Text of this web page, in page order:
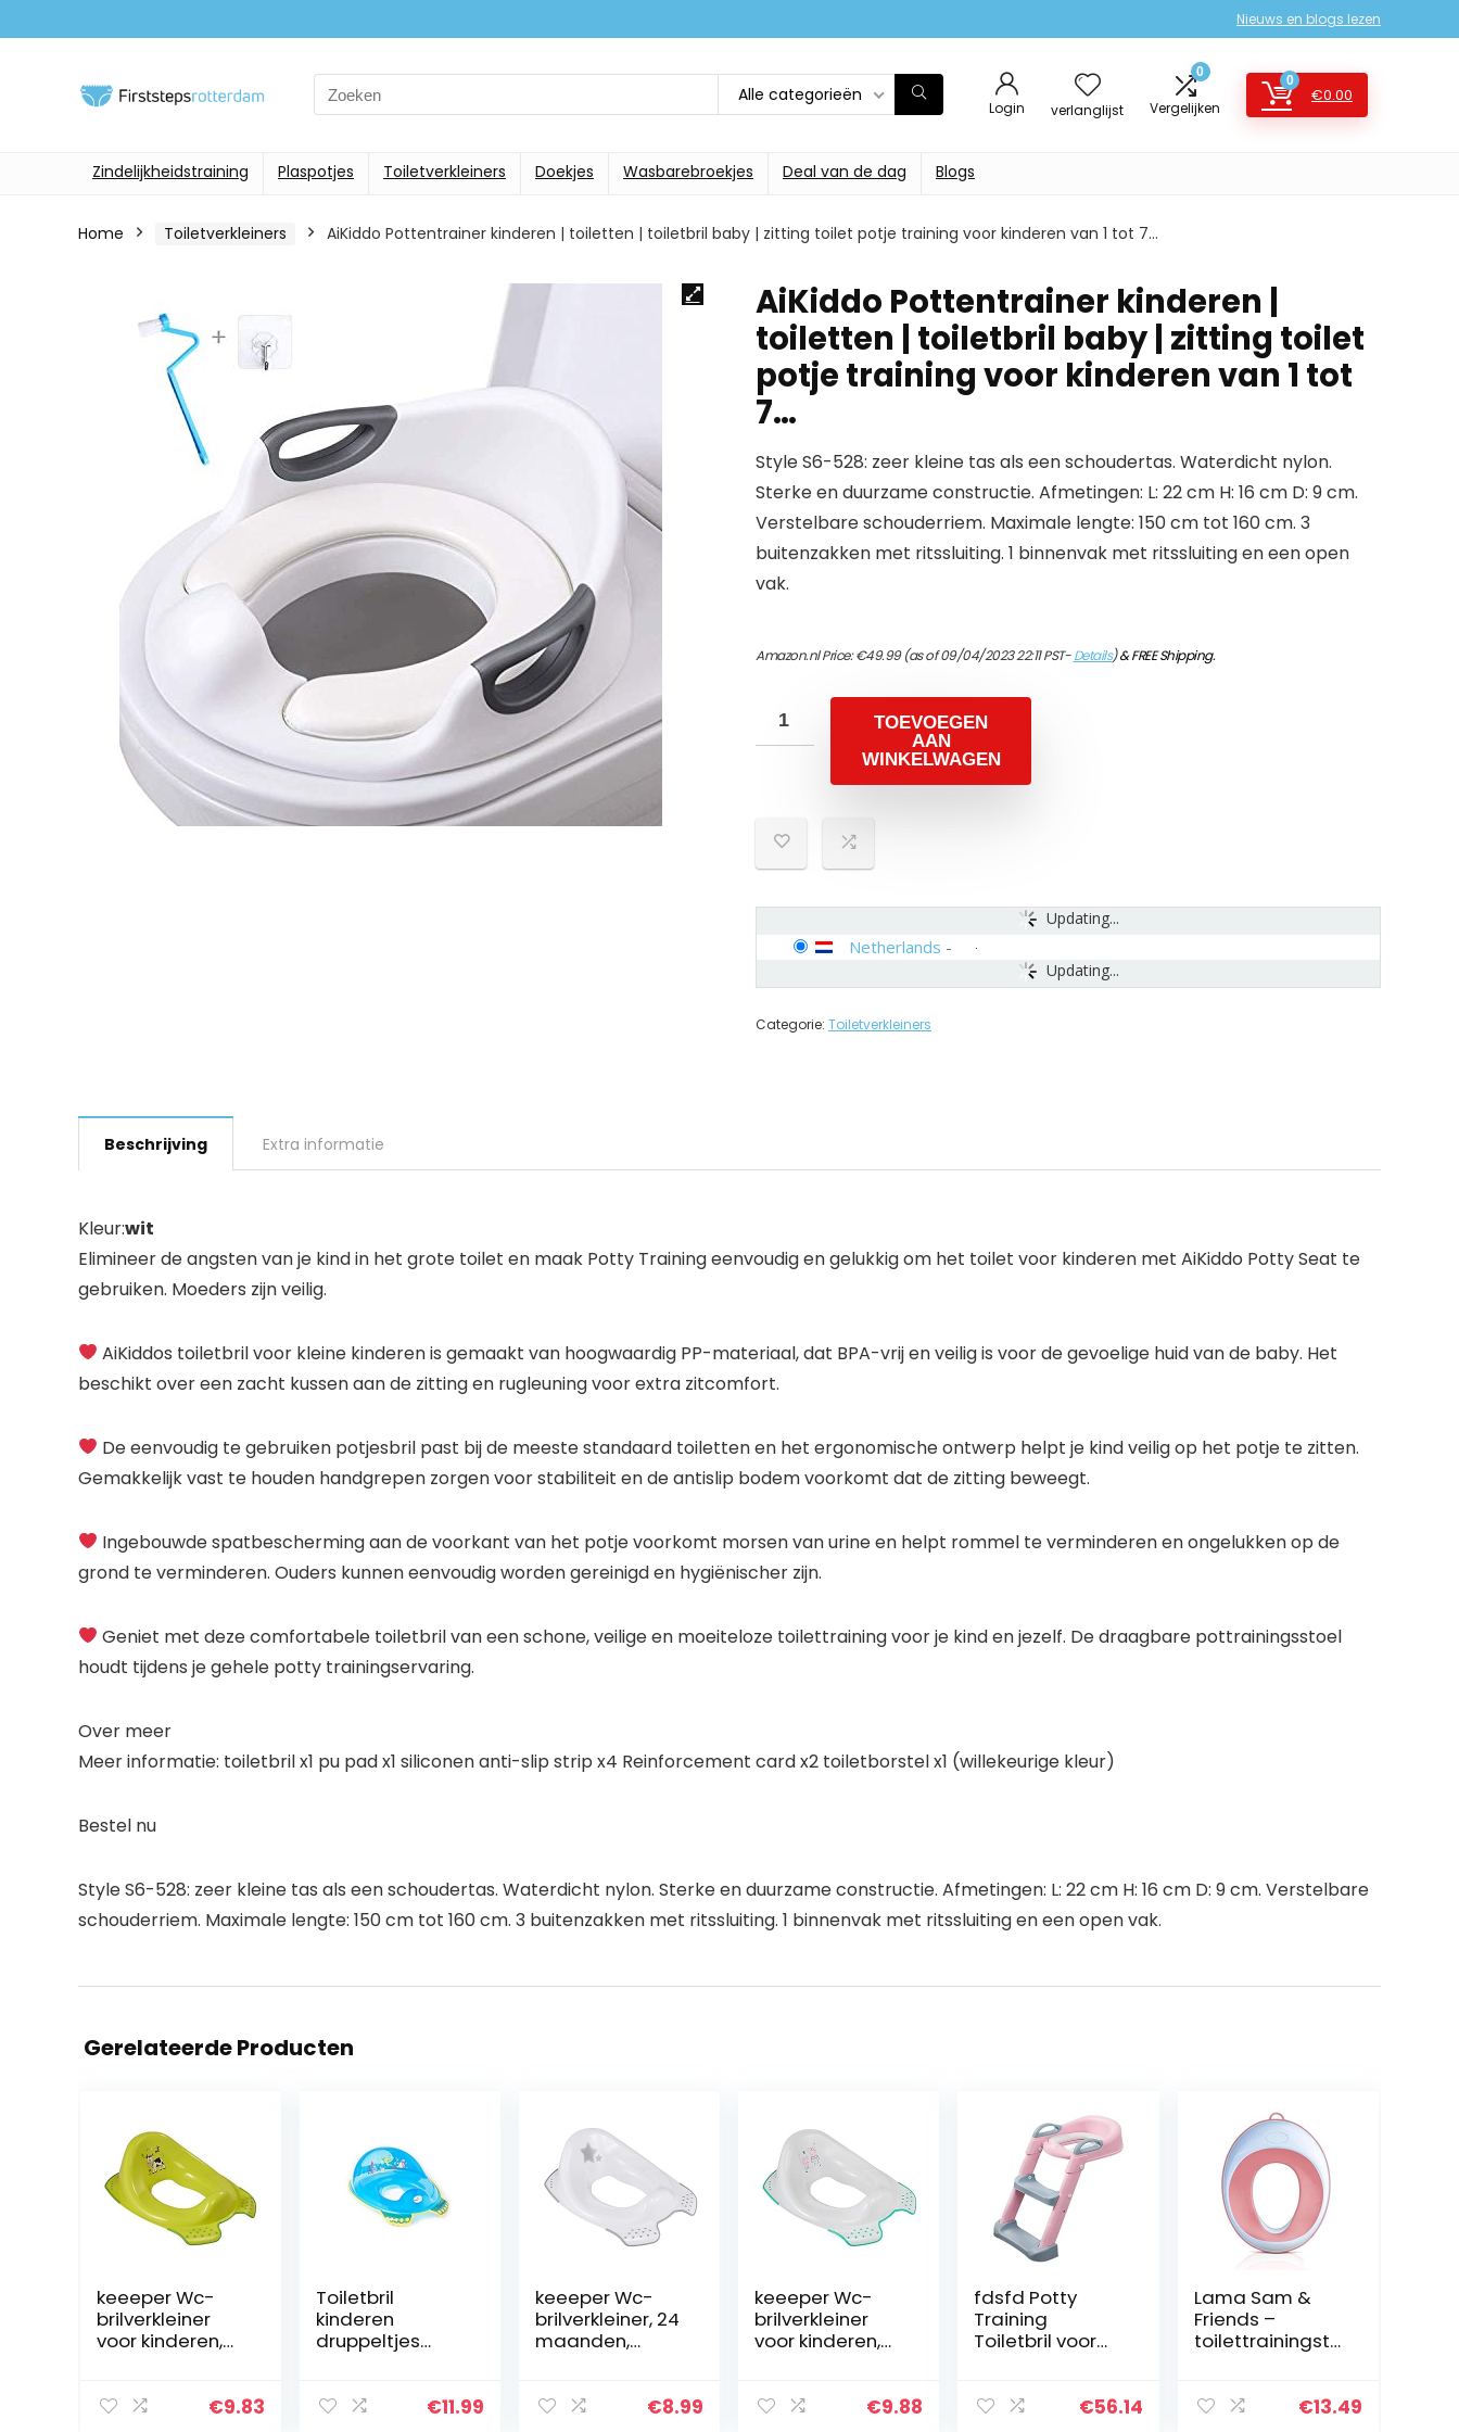
Nieuws en blogs lezen
Search
for:
Alle categorieën
Login verlanglijst
0
Vergelijken
0
€0.00
Zindelijkheidstraining Plaspotjes Toiletverkleiners Doekjes Wasbarebroekjes Deal van de dag Blogs
Home Toiletverkleiners AiKiddo Pottentrainer kinderen | toiletten | toiletbril baby | zitting toilet potje training voor kinderen van 1 tot 7…
AiKiddo Pottentrainer kinderen |
toiletten | toiletbril baby | zitting toilet
potje training voor kinderen van 1 tot
7…
Style S6-528: zeer kleine tas als een schoudertas. Waterdicht nylon.
Sterke en duurzame constructie. Afmetingen: L: 22 cm H: 16 cm D: 9 cm.
Verstelbare schouderriem. Maximale lengte: 150 cm tot 160 cm. 3
buitenzakken met ritssluiting. 1 binnenvak met ritssluiting en een open
vak.
Amazon.nl Price:€49.99(as of 09/04/2023 22:11 PST-Details)&FREE Shipping.
TOEVOEGEN
AAN
WINKELWAGEN
Updating...
Updating...
Netherlands -
Categorie: Toiletverkleiners
Beschrijving Extra informatie
Kleur:wit
Elimineer de angsten van je kind in het grote toilet en maak Potty Training eenvoudig en gelukkig om het toilet voor kinderen met AiKiddo Potty Seat te
gebruiken. Moeders zijn veilig.
AiKiddos toiletbril voor kleine kinderen is gemaakt van hoogwaardig PP-materiaal, dat BPA-vrij en veilig is voor de gevoelige huid van de baby. Het
beschikt over een zacht kussen aan de zitting en rugleuning voor extra zitcomfort.
De eenvoudig te gebruiken potjesbril past bij de meeste standaard toiletten en het ergonomische ontwerp helpt je kind veilig op het potje te zitten.
Gemakkelijk vast te houden handgrepen zorgen voor stabiliteit en de antislip bodem voorkomt dat de zitting beweegt.
Ingebouwde spatbescherming aan de voorkant van het potje voorkomt morsen van urine en helpt rommel te verminderen en ongelukken op de
grond te verminderen. Ouders kunnen eenvoudig worden gereinigd en hygiënischer zijn.
Geniet met deze comfortabele toiletbril van een schone, veilige en moeiteloze toilettraining voor je kind en jezelf. De draagbare pottrainingsstoel
houdt tijdens je gehele potty trainingservaring.
Over meer
Meer informatie: toiletbril x1 pu pad x1 siliconen anti-slip strip x4 Reinforcement card x2 toiletborstel x1 (willekeurige kleur)
Bestel nu
Style S6-528: zeer kleine tas als een schoudertas. Waterdicht nylon. Sterke en duurzame constructie. Afmetingen: L: 22 cm H: 16 cm D: 9 cm. Verstelbare
schouderriem. Maximale lengte: 150 cm tot 160 cm. 3 buitenzakken met ritssluiting. 1 binnenvak met ritssluiting en een open vak.
Gerelateerde Producten
keeeper Wc-
brilverkleiner
voor kinderen,
ca. 4 jaar, met
€9.83
Toiletbril
kinderen
druppeltjes
slip veilig TÜV
€11.99
keeeper Wc-
brilverkleiner, 24
maanden,
€8.99
keeeper Wc-
brilverkleiner
voor kinderen,
ca. 4 jaar, met
€9.88
fdsfd Potty
Training
Toiletbril voor
trap, ladder€56.14
Lama Sam &
Friends –
toilettrainingsto
toiletbril voor
€13.49